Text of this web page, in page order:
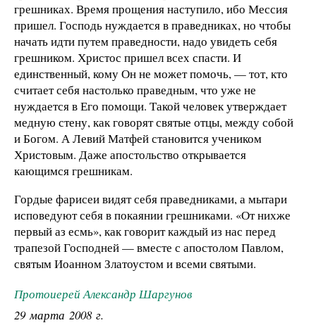
грешниках. Время прощения наступило, ибо Мессия
пришел. Господь нуждается в праведниках, но чтобы
начать идти путем праведности, надо увидеть себя
грешником. Христос пришел всех спасти. И
единственный, кому Он не может помочь, — тот, кто
считает себя настолько праведным, что уже не
нуждается в Его помощи. Такой человек утверждает
медную стену, как говорят святые отцы, между собой
и Богом. А Левий Матфей становится учеником
Христовым. Даже апостольство открывается
кающимся грешникам.
Гордые фарисеи видят себя праведниками, а мытари
исповедуют себя в покаянии грешниками. «От нихже
первый аз есмь», как говорит каждый из нас перед
трапезой Господней — вместе с апостолом Павлом,
святым Иоанном Златоустом и всеми святыми.
Протоиерей Александр Шаргунов
29 марта 2008 г.